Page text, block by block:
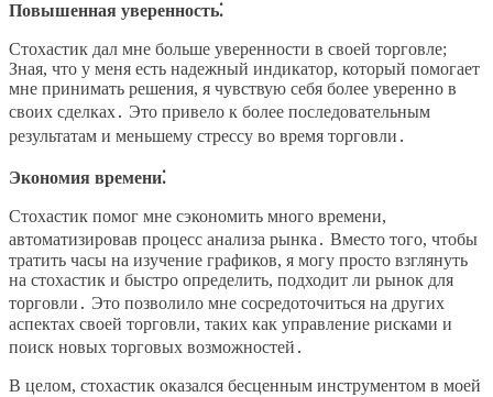
Повышенная уверенность⁚
Стохастик дал мне больше уверенности в своей торговле;
Зная, что у меня есть надежный индикатор, который помогает
мне принимать решения, я чувствую себя более уверенно в
своих сделках․ Это привело к более последовательным
результатам и меньшему стрессу во время торговли․
Экономия времени⁚
Стохастик помог мне сэкономить много времени,
автоматизировав процесс анализа рынка․ Вместо того, чтобы
тратить часы на изучение графиков, я могу просто взглянуть
на стохастик и быстро определить, подходит ли рынок для
торговли․ Это позволило мне сосредоточиться на других
аспектах своей торговли, таких как управление рисками и
поиск новых торговых возможностей․
В целом, стохастик оказался бесценным инструментом в моей